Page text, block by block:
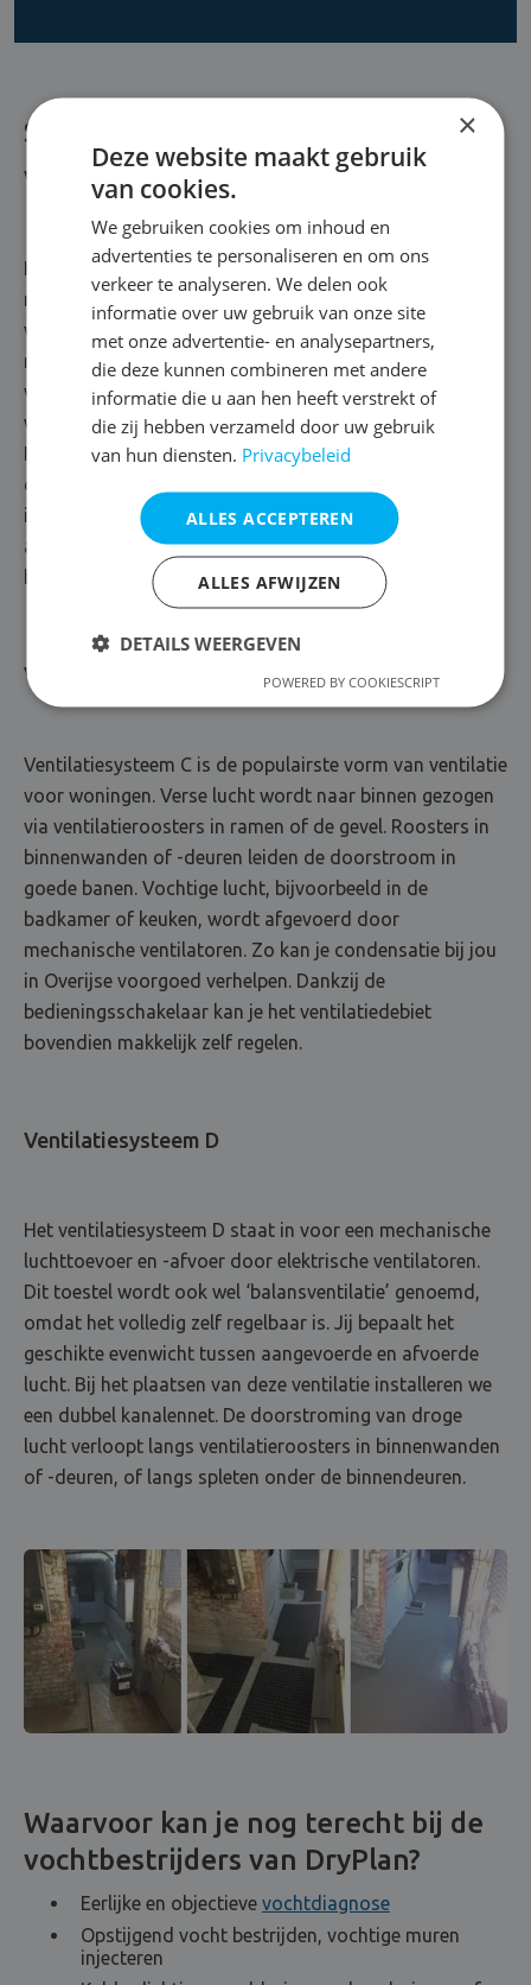
Soorten ventilatiesystemen
Ventilatiesysteem B
Hoe werkt ventilatiesysteem B? In droge ruimtes voeren
mechanische ventilatoren verse lucht toe. De afvoer van
verontreinigde lucht in natte huiskamers gebeurt op
natuurlijke wijze, via verticale afvoerkanalen. Dit type
ventilatie plaatsen we minder frequent in woningen,
want de ventilatoren verbruiken voortdurend energie.
Het afzuigsysteem is wél praktisch als je bezorgd bent
om de luchtkwaliteit in je omgeving: veel autoverkeer,
industriële bedrijven, geurhinder… Na de mechanische
aanvoer wordt de buitenlucht grondig gefilterd. Een
boost voor de binnenlucht!
Ventilatiesysteem C
Ventilatiesysteem C is de populairste vorm van ventilatie
voor woningen. Verse lucht wordt naar binnen gezogen
via ventilatieroosters in ramen of de gevel. Roosters in
binnenwanden of -deuren leiden de doorstroom in
goede banen. Vochtige lucht, bijvoorbeeld in de
badkamer of keuken, wordt afgevoerd door
mechanische ventilatoren. Zo kan je condensatie bij jou
in Overijse voorgoed verhelpen. Dankzij de
bedieningsschakelaar kan je het ventilatiedebiet
bovendien makkelijk zelf regelen.
Ventilatiesysteem D
Het ventilatiesysteem D staat in voor een mechanische
luchttoevoer en -afvoer door elektrische ventilatoren.
Dit toestel wordt ook wel ‘balansventilatie’ genoemd,
omdat het volledig zelf regelbaar is. Jij bepaalt het
geschikte evenwicht tussen aangevoerde en afvoerde
lucht. Bij het plaatsen van deze ventilatie installeren we
een dubbel kanalennet. De doorstroming van droge
lucht verloopt langs ventilatieroosters in binnenwanden
of -deuren, of langs spleten onder de binnendeuren.
Waarvoor kan je nog terecht bij de
vochtbestrijders van DryPlan?
Eerlijke en objectieve vochtdiagnose
Opstijgend vocht bestrijden, vochtige muren
injecteren
×
Deze website maakt gebruik
van cookies.
We gebruiken cookies om inhoud en
advertenties te personaliseren en om ons
verkeer te analyseren. We delen ook
informatie over uw gebruik van onze site
met onze advertentie- en analysepartners,
die deze kunnen combineren met andere
informatie die u aan hen heeft verstrekt of
die zij hebben verzameld door uw gebruik
van hun diensten. Privacybeleid
ALLES ACCEPTEREN
ALLES AFWIJZEN
DETAILS WEERGEVEN
POWERED BY COOKIESCRIPT